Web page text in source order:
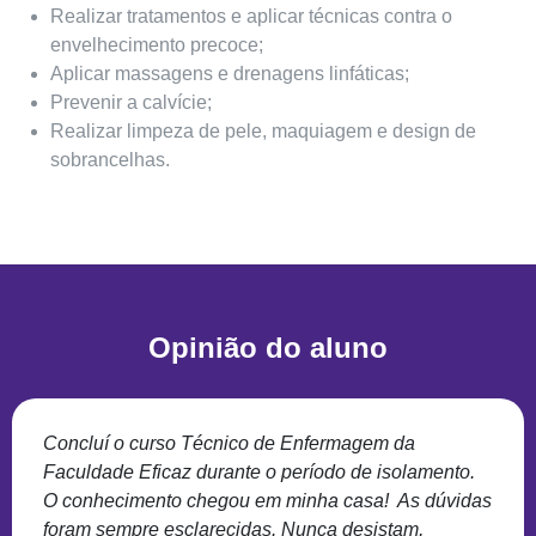
Realizar tratamentos e aplicar técnicas contra o
envelhecimento precoce;
Aplicar massagens e drenagens linfáticas;
Prevenir a calvície;
Realizar limpeza de pele, maquiagem e design de
sobrancelhas.
Opinião do aluno
Concluí o curso Técnico de Enfermagem da
Faculdade Eficaz durante o período de isolamento.
O conhecimento chegou em minha casa! As dúvidas
foram sempre esclarecidas. Nunca desistam,